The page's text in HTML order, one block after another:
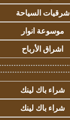
شرقيات السياحة
موسوعة انوار
اشراق الأرباح
شراء باك لينك
شراء باك لينك